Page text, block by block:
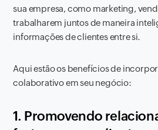
sua empresa, como marketing,
trabalharem juntos de maneira
informações de clientes entre si.
Aqui estão os benefícios de
colaborativo em seu negócio:
1. Promovendo